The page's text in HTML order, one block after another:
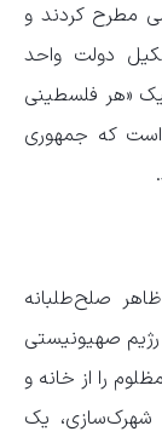
مطرح کردند و
دولت واحد
«هر فلسطینی
که جمهوری
صلح‌طلبانه
صهیونیستی
را از خانه و
شهرک‌سازی، یک